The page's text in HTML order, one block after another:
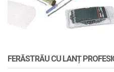
FERĂSTRĂU CU LANȚ